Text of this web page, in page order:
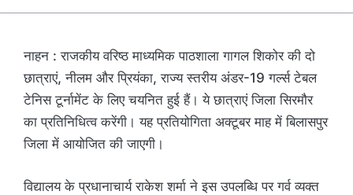
नाहन : राजकीय वरिष्ठ माध्यमिक पाठशाला गागल शिकोर की दो
छात्राएं, नीलम और प्रियंका, राज्य स्तरीय अंडर-19 गर्ल्स टेबल
टेनिस टूर्नामेंट के लिए चयनित हुई हैं। ये छात्राएं जिला सिरमौर
का प्रतिनिधित्व करेंगी। यह प्रतियोगिता अक्टूबर माह में बिलासपुर
जिला में आयोजित की जाएगी।
विद्यालय के प्रधानाचार्य राकेश शर्मा ने इस उपलब्धि पर गर्व व्यक्त